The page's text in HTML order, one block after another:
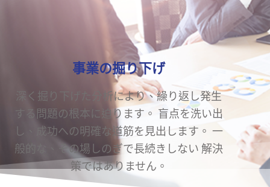
事業の掘り下げ
深く掘り下げた分析により、繰り返し発生
する問題の根本に迫ります。 盲点を洗い出
し、成功への明確な道筋を見出します。 一
般的な、その場しのぎで長続きしない 解決
策ではありません。